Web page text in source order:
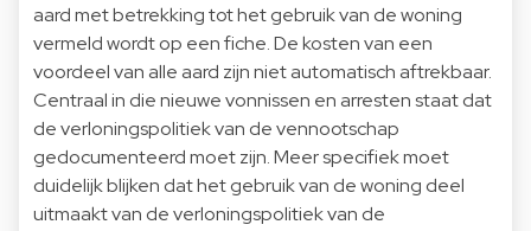
aard met betrekking tot het gebruik van de woning
vermeld wordt op een fiche. De kosten van een
voordeel van alle aard zijn niet automatisch aftrekbaar.
Centraal in die nieuwe vonnissen en arresten staat dat
de verloningspolitiek van de vennootschap
gedocumenteerd moet zijn. Meer specifiek moet
duidelijk blijken dat het gebruik van de woning deel
uitmaakt van de verloningspolitiek van de